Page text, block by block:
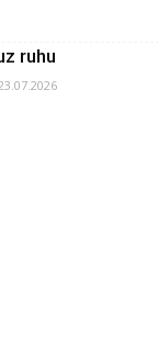
ruhu